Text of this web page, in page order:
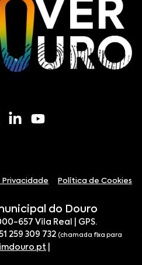
Privacidade Política de Cookies
do Douro
657 Vila Real | GPS.
259 309 732 (chamada fixa para